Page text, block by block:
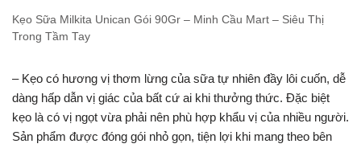
Kẹo Sữa Milkita Unican Gói 90Gr – Minh Cầu Mart – Siêu Thị
Trong Tầm Tay
– Kẹo có hương vị thơm lừng của sữa tự nhiên đầy lôi cuốn, dễ
dàng hấp dẫn vị giác của bất cứ ai khi thưởng thức. Đặc biệt
kẹo là có vị ngọt vừa phải nên phù hợp khẩu vị của nhiều người.
Sản phẩm được đóng gói nhỏ gọn, tiện lợi khi mang theo bên